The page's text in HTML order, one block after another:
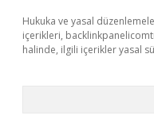
Hukuka ve yasal
içerikleri,
halinde, ilgili içerikler yasal